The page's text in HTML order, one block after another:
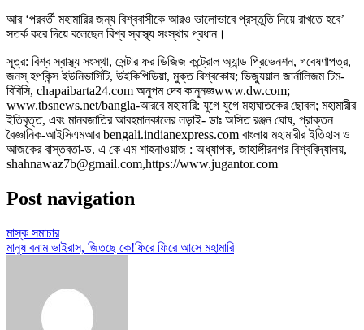
আর ‘পরবর্তী মহামারির জন্য বিশ্ববাসীকে আরও ভালোভাবে প্রস্তুতি নিয়ে রাখতে হবে’
সতর্ক করে দিয়ে বলেছেন বিশ্ব স্বাস্থ্য সংস্থার প্রধান।
সূত্র: বিশ্ব স্বাস্থ্য সংস্থা, সেন্টার ফর ডিজিজ কন্ট্রোল অ্যান্ড প্রিভেনশন, গবেষণাপত্র,
জনস্ হপকিন্স ইউনিভার্সিটি, উইকিপিডিয়া, মুক্ত বিশ্বকোষ; ভিজ্যুয়াল জার্নালিজম টিম-
বিবিসি, chapaibarta24.com অনুপম দেব কানুনজ্ঞwww.dw.com;
www.tbsnews.net/bangla-আরবে মহামারি: যুগে যুগে মহাঘাতকের ছোবল; মহামারীর
ইতিবৃত্ত, এবং মানবজাতির আবহমানকালের লড়াই- ডাঃ অসিত রঞ্জন ঘোষ, প্রাক্তন
বৈজ্ঞানিক-আইসিএমআর bengali.indianexpress.com বাংলায় মহামারীর ইতিহাস ও
আজকের বাস্তবতা-ড. এ কে এম শাহনাওয়াজ : অধ্যাপক, জাহাঙ্গীরনগর বিশ্ববিদ্যালয়,
shahnawaz7b@gmail.com,https://www.jugantor.com
Post navigation
মাস্ক সমাচার
মানুষ বনাম ভাইরাস, জিতছে কে!ফিরে ফিরে আসে মহামারি